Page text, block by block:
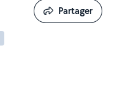
Partager
Partager